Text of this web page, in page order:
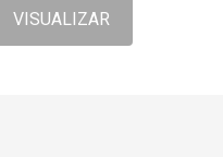
VISUALIZAR